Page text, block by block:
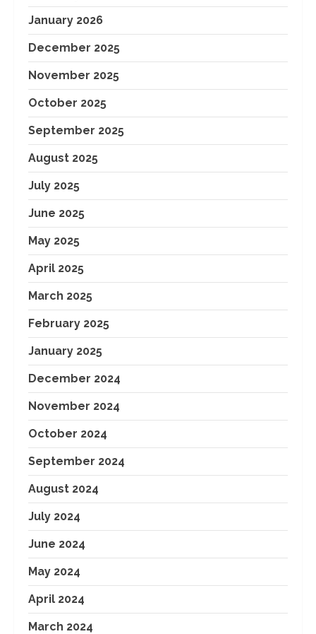
January 2026
December 2025
November 2025
October 2025
September 2025
August 2025
July 2025
June 2025
May 2025
April 2025
March 2025
February 2025
January 2025
December 2024
November 2024
October 2024
September 2024
August 2024
July 2024
June 2024
May 2024
April 2024
March 2024